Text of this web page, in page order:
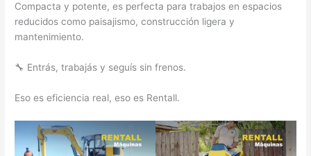
Compacta y potente, es perfecta para trabajos en espacios
reducidos como paisajismo, construcción ligera y
mantenimiento.
🔧 Entrás, trabajás y seguís sin frenos.
Eso es eficiencia real, eso es Rentall.